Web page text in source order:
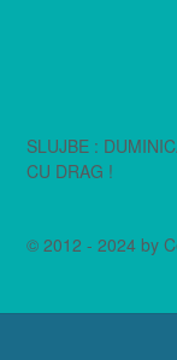
SLUJBE :
CU DRAG !
© 2012 - 2024 by